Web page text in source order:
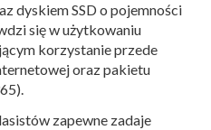
dyskiem SSD o pojemności
się w użytkowaniu
korzystanie przede
oraz pakietu
zapewne zadaje